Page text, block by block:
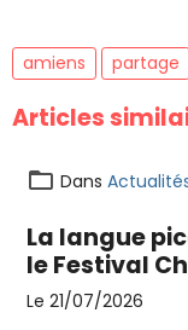
amiens partage
Articles
Dans
La langue
le Festival
Le 21/07/2026